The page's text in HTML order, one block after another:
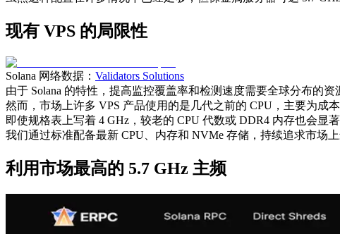
现有 VPS 的局限性
Solana 网络数据： Validators Solutions
由于 Solana 的特性，提高监控覆盖率和检测速度需要全球分布的
然而，市场上许多 VPS 产品使用的是几代之前的 CPU，主要为成
即使规格表上写着 4 GHz，较老的 CPU 代数或 DDR4 内存也会显著
我们通过标准配备最新 CPU、内存和 NVMe 存储，持续追求市场上
利用市场最高的 5.7 GHz 主频